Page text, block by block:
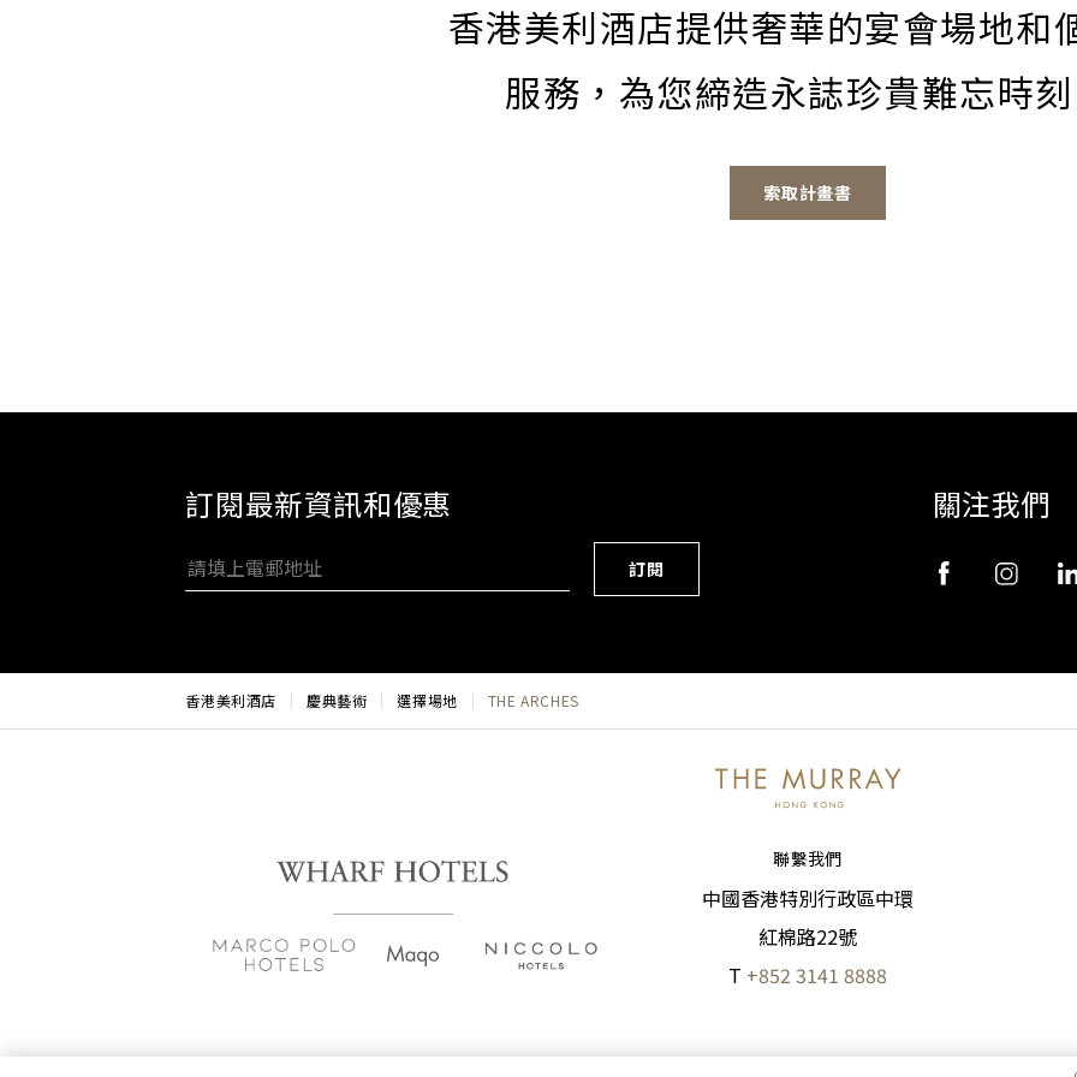
香港美利酒店提供奢華的宴會場地和
服務，為您締造永誌珍貴難忘時刻
索取計畫書
訂閱最新資訊和優惠
訂閱
關注我們
香港美利酒店 慶典藝術 選擇場地 THE ARCHES
聯繫我們
中國香港特別行政區中環
紅棉路22號
T +852 3141 8888